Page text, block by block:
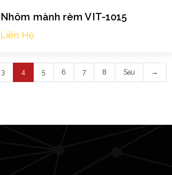
Nhôm mành rèm VIT-1015
Liên Hệ
3 4 5 6 7 8 Sau →